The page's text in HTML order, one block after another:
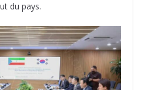
du pays.